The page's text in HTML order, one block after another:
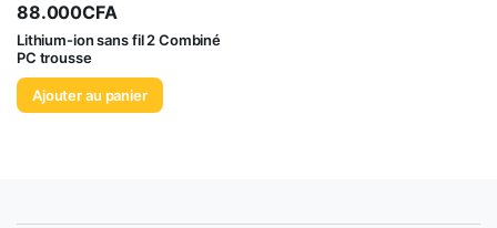
88.000CFA
Lithium-ion sans fil 2 Combiné
PC trousse
Ajouter au panier